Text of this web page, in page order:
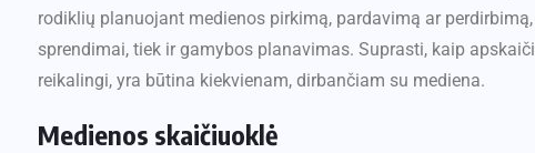
rodiklių planuojant medienos pirkimą, pardavimą ar
sprendimai, tiek ir gamybos planavimas. Suprasti, kaip
reikalingi, yra būtina kiekvienam, dirbančiam su mediena.
Medienos skaičiuoklė